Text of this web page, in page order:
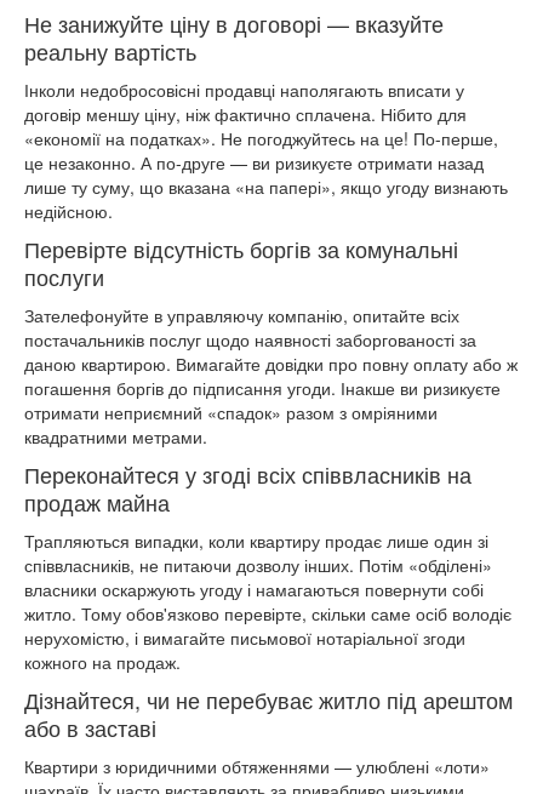
Не занижуйте ціну в договорі — вказуйте
реальну вартість
Інколи недобросовісні продавці наполягають вписати у
договір меншу ціну, ніж фактично сплачена. Нібито для
«економії на податках». Не погоджуйтесь на це! По-перше,
це незаконно. А по-друге — ви ризикуєте отримати назад
лише ту суму, що вказана «на папері», якщо угоду визнають
недійсною.
Перевірте відсутність боргів за комунальні
послуги
Зателефонуйте в управляючу компанію, опитайте всіх
постачальників послуг щодо наявності заборгованості за
даною квартирою. Вимагайте довідки про повну оплату або ж
погашення боргів до підписання угоди. Інакше ви ризикуєте
отримати неприємний «спадок» разом з омріяними
квадратними метрами.
Переконайтеся у згоді всіх співвласників на
продаж майна
Трапляються випадки, коли квартиру продає лише один зі
співвласників, не питаючи дозволу інших. Потім «обділені»
власники оскаржують угоду і намагаються повернути собі
житло. Тому обов'язково перевірте, скільки саме осіб володіє
нерухомістю, і вимагайте письмової нотаріальної згоди
кожного на продаж.
Дізнайтеся, чи не перебуває житло під арештом
або в заставі
Квартири з юридичними обтяженнями — улюблені «лоти»